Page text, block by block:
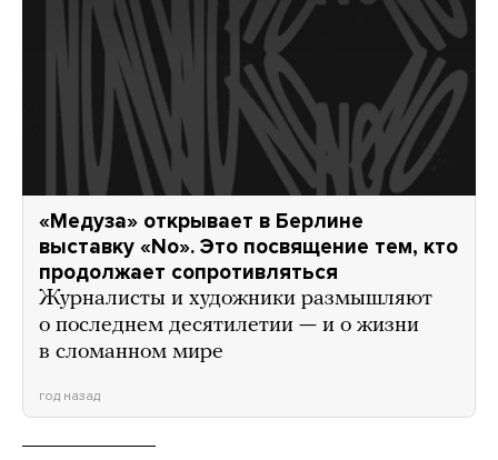
«Медуза» открывает в Берлине
выставку «No». Это посвящение тем, кто
продолжает сопротивляться
Журналисты и художники размышляют
о последнем десятилетии — и о жизни
в сломанном мире
год назад